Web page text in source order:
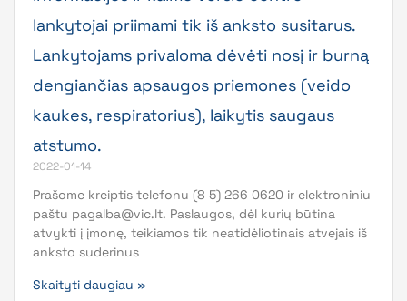
lankytojai priimami tik iš anksto susitarus.
Lankytojams privaloma dėvėti nosį ir burną
dengiančias apsaugos priemones (veido
kaukes, respiratorius), laikytis saugaus
atstumo.
2022-01-14
Prašome kreiptis telefonu (8 5) 266 0620 ir elektroniniu
paštu pagalba@vic.lt. Paslaugos, dėl kurių būtina
atvykti į įmonę, teikiamos tik neatidėliotinais atvejais iš
anksto suderinus
Skaityti daugiau »